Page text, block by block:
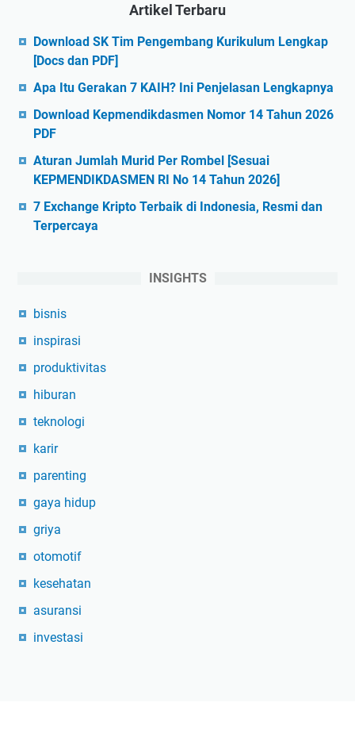
Artikel Terbaru
Download SK Tim Pengembang Kurikulum Lengkap
[Docs dan PDF]
Apa Itu Gerakan 7 KAIH? Ini Penjelasan Lengkapnya
Download Kepmendikdasmen Nomor 14 Tahun 2026
PDF
Aturan Jumlah Murid Per Rombel [Sesuai
KEPMENDIKDASMEN RI No 14 Tahun 2026]
7 Exchange Kripto Terbaik di Indonesia, Resmi dan
Terpercaya
INSIGHTS
bisnis
inspirasi
produktivitas
hiburan
teknologi
karir
parenting
gaya hidup
griya
otomotif
kesehatan
asuransi
investasi